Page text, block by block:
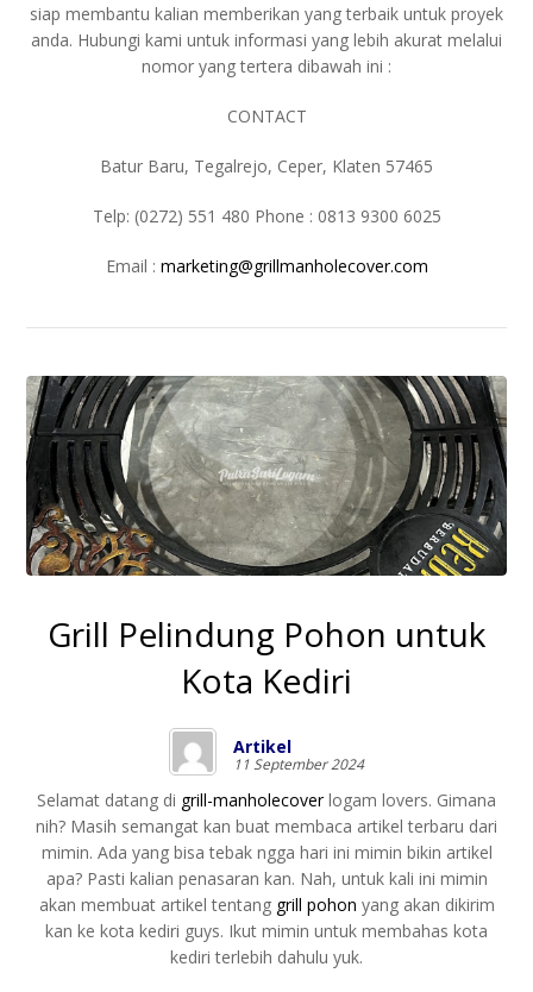
siap membantu kalian memberikan yang terbaik untuk proyek
anda. Hubungi kami untuk informasi yang lebih akurat melalui
nomor yang tertera dibawah ini :
CONTACT
Batur Baru, Tegalrejo, Ceper, Klaten 57465
Telp: (0272) 551 480 Phone : 0813 9300 6025
Email : marketing@grillmanholecover.com
Grill Pelindung Pohon untuk
Kota Kediri
Artikel
11 September 2024
Selamat datang di grill-manholecoverlogam lovers. Gimana
nih? Masih semangat kan buat membaca artikel terbaru dari
mimin. Ada yang bisa tebak ngga hari ini mimin bikin artikel
apa? Pasti kalian penasaran kan. Nah, untuk kali ini mimin
akan membuat artikel tentang grill pohon yang akan dikirim
kan ke kota kediri guys. Ikut mimin untuk membahas kota
kediri terlebih dahulu yuk.